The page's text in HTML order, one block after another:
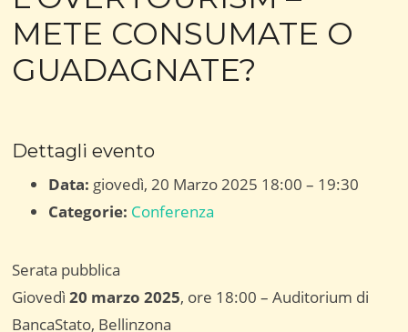
METE CONSUMATE O
GUADAGNATE?
Dettagli evento
Data: giovedì, 20 Marzo 2025 18:00 – 19:30
Categorie: Conferenza
Serata pubblica
Giovedì20 marzo 2025, ore 18:00 – Auditorium di
BancaStato, Bellinzona